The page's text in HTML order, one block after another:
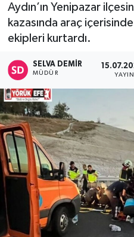
Aydın’ın Yenipazar
kazasında araç içerisinde
ekipleri kurtardı.
SELVA DEMIR
MÜDÜR
Haber Arşivi